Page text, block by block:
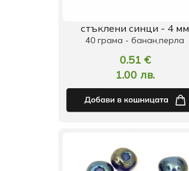
стъклени синци - 4 мм
40 грама - банан,перла
0.51 €
1.00 лв.